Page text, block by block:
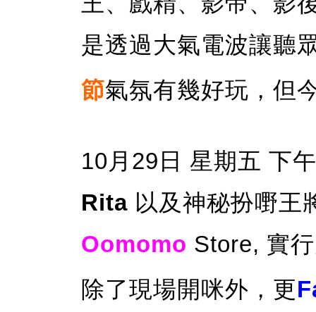
是透過大氣電波讓聽
節氣氛有幾好玩，但
10月29日 星期五 下
Rita 以及神秘扮嘢王
Oomomo Store, 實
除了現場開咪外，更